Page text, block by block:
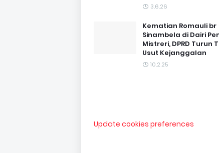
3.6.26
Kematian Romauli br
Sinambela di Dairi
Mistreri, DPRD Turun
Usut Kejanggalan
10.2.25
Update cookies preferences